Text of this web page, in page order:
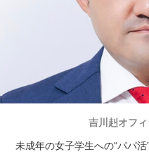
吉川赳オフ
未成年の女子学生への“パパ